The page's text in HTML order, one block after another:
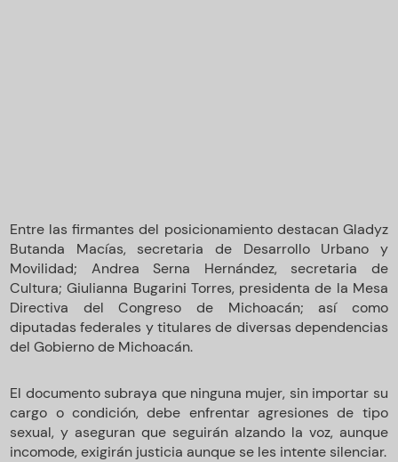
Entre las firmantes del posicionamiento destacan Gladyz
Butanda Macías, secretaria de Desarrollo Urbano y
Movilidad; Andrea Serna Hernández, secretaria de
Cultura; Giulianna Bugarini Torres, presidenta de la Mesa
Directiva del Congreso de Michoacán; así como
diputadas federales y titulares de diversas dependencias
del Gobierno de Michoacán.
El documento subraya que ninguna mujer, sin importar su
cargo o condición, debe enfrentar agresiones de tipo
sexual, y aseguran que seguirán alzando la voz, aunque
incomode, exigirán justicia aunque se les intente silenciar.